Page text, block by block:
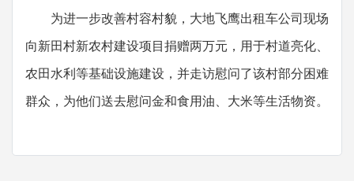
为进一步改善村容村貌，大地飞鹰出租车公司现场
向新田村新农村建设项目捐赠两万元，用于村道亮化、
农田水利等基础设施建设，并走访慰问了该村部分困难
群众，为他们送去慰问金和食用油、大米等生活物资。